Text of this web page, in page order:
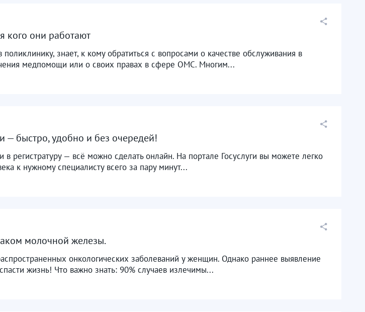
кого они работают
знает, к кому обратиться с вопросами о качестве обслуживания в
медпомощи или о своих правах в сфере ОМС. Многим...
— быстро, удобно и без очередей!
регистратуру — всё можно сделать онлайн. На портале Госуслуги вы можете легко
к нужному специалисту всего за пару минут...
молочной железы.
онкологических заболеваний у женщин. Однако раннее выявление
жизнь! Что важно знать: 90% случаев излечимы...